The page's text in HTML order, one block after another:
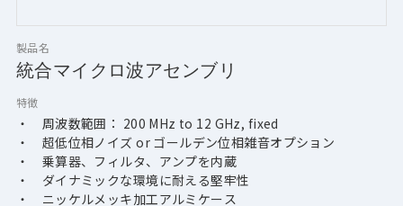
製品名
統合マイクロ波アセンブリ
特徴
・　周波数範囲： 200 MHz to 12 GHz, fixed
・　超低位相ノイズ or ゴールデン位相雑音オプション
・　乗算器、フィルタ、アンプを内蔵
・　ダイナミックな環境に耐える堅牢性
・　ニッケルメッキ加工アルミケース